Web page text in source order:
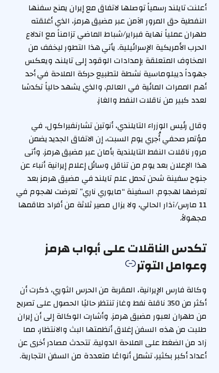
أعلنت تايلند رسمياً توصلها لاتفاق مع إيران يمنح سفنها
النفطية حق المرور الآمن عبر مضيق هرمز، الذي أغلقته
طهران عملياً نهاية فبراير/شباط الماضي تزامناً مع اندلاع
الحرب الأمريكية الإسرائيلية. يأتي هذا التطور ليخفف من
المخاوف المتعلقة بإمدادات الوقود إلى تايلند، ويعكس
جهوداً ديبلوماسية نشطة لتطبيع حركة الملاحة في أحد
أهم الممرات المائية في العالم، والذي يشهد حالياً تكدسًا
لعدد كبير من ناقلات النفط والغاز.
وقال رئيس الوزراء التايلندي، أنوتين تشارنفيراكول، في
مؤتمر صحفي أُجري يوم السبت، إن الاتفاق الجديد يضمن
مرور ناقلات النفط التايلندية بأمان عبر مضيق هرمز. وأتى
هذا الإعلان بعد يوم من تناقل وسائل إعلام إيرانية أنباء عن
جنوح سفينة شحن تحمل علم تايلند في مضيق هرمز بعد
تعرضها لهجوم. السفينة “مايوري ناري” تعرضت لهجوم في
11 مارس/آذار الحالي، ولا يزال مصير ثلاثة من أفراد طاقمها
مجهولاً.
تكدس الناقلات على أبواب هرمز
وعوامل التوتر
وكالة فارس الإيرانية، المقربة من الحرس الثوري، ذكرت أن
أكثر من 350 ناقلة نفط وغاز تنتظر حاليًا الحصول على تصريح
من طهران لعبور مضيق هرمز. وأشارت الوكالة إلى أن إيران
طلبت من هذه السفن إغلاق أنظمتها البث والانتظار، مما
زاد من الضغط على الملاحة الدولية. تتحدث مصادر أخرى عن
أعداد أكبر بكثير، تشمل أنواعًا متعددة من السفن التجارية.